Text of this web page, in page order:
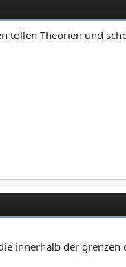
tollen Theorien und
innerhalb der